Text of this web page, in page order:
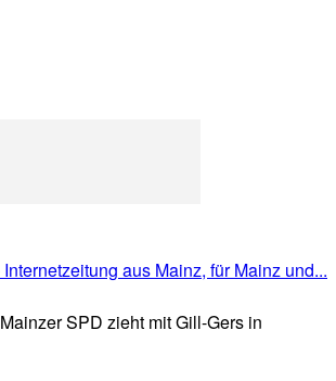
Mainzer SPD zieht mit Gill-Gers in